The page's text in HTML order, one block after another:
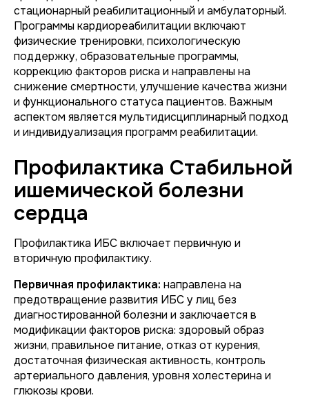
стационарный реабилитационный и амбулаторный.
Программы кардиореабилитации включают
физические тренировки, психологическую
поддержку, образовательные программы,
коррекцию факторов риска и направлены на
снижение смертности, улучшение качества жизни
и функционального статуса пациентов. Важным
аспектом является мультидисциплинарный подход
и индивидуализация программ реабилитации.
Профилактика Стабильной
ишемической болезни
сердца
Профилактика ИБС включает первичную и
вторичную профилактику.
Первичная профилактика: направлена на
предотвращение развития ИБС у лиц без
диагностированной болезни и заключается в
модификации факторов риска: здоровый образ
жизни, правильное питание, отказ от курения,
достаточная физическая активность, контроль
артериального давления, уровня холестерина и
глюкозы крови.